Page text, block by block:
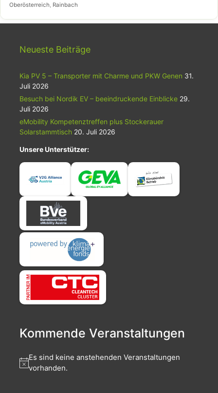
Oberösterreich, Rainbach
Neueste Beiträge
Kia PV 5 – Transporter mit Charme und PKW Genen 31.
Juli 2026
Besuch bei Nordik EV – beeindruckende Einblicke 29.
Juli 2026
eMobility Kompetenztreffen plus Stockerauer
Solarstammtisch 20. Juli 2026
Unsere Unterstützer:
Kommende Veranstaltungen
Es sind keine anstehenden Veranstaltungen
vorhanden.